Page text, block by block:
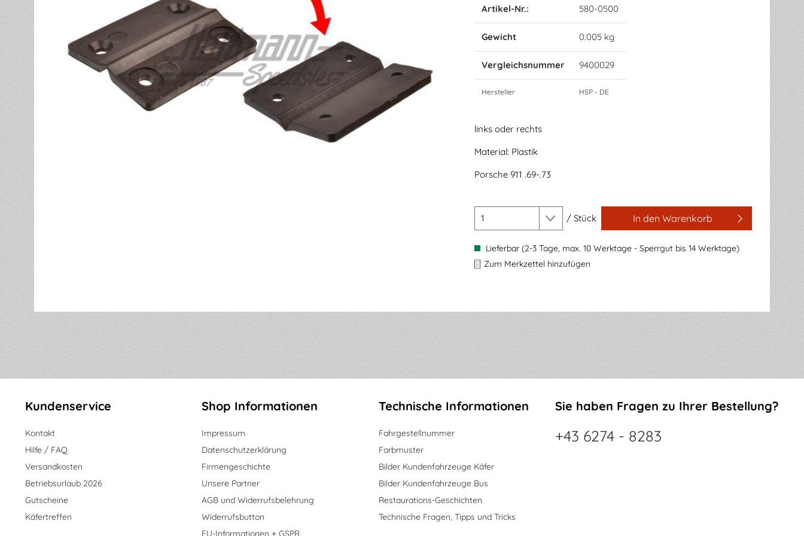
Artikel-Nr.: 580-0500
Gewicht 0.005 kg
Vergleichsnummer 9400029
Hersteller HSP - DE
links oder rechts
Material: Plastik
Porsche 911 .69-.73
/ Stück In den Warenkorb
Lieferbar (2-3 Tage, max. 10 Werktage - Sperrgut bis 14 Werktage)
Zum Merkzettel hinzufügen
Kundenservice
Kontakt
Hilfe / FAQ
Versandkosten
Betriebsurlaub 2026
Gutscheine
Käfertreffen
Shop Informationen
Impressum
Datenschutzerklärung
Firmengeschichte
Unsere Partner
AGB und Widerrufsbelehrung
Widerrufsbutton
EU-Informationen + GSPR
Technische Informationen
Fahrgestellnummer
Farbmuster
Bilder Kundenfahrzeuge Käfer
Bilder Kundenfahrzeuge Bus
Restaurations-Geschichten
Technische Fragen, Tipps und Tricks
Sie haben Fragen zu Ihrer Bestellung?
+43 6274 - 8283